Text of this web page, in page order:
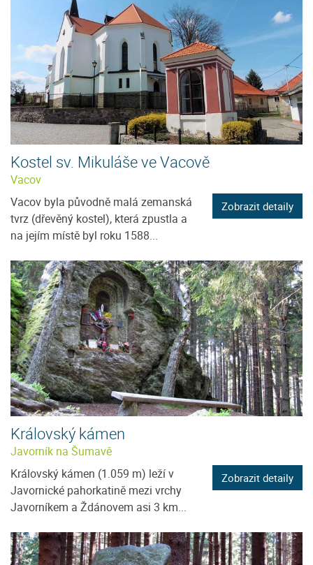
Kostel sv. Mikuláše ve Vacově
Vacov
Vacov byla původně malá zemanská
tvrz (dřevěný kostel), která zpustla a
na jejím místě byl roku 1588...
Zobrazit detaily
Královský kámen
Javorník na Šumavě
Královský kámen (1.059 m) leží v
Javornické pahorkatině mezi vrchy
Javorníkem a Ždánovem asi 3 km...
Zobrazit detaily